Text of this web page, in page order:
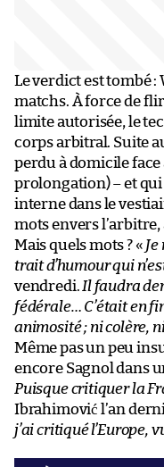
Le verdict est tombé
matchs. À force de
limite autorisée, le
corps arbitral. Suite
perdu à domicile face
prolongation) – et qui
interne dans le
mots envers
Mais quels mots ? «
trait d’humour qui
vendredi. Il faudra
fédérale… C’était en
animosité ; ni colère,
Même pas un peu
encore Sagnol dans
Puisque critiquer la
Ibrahimović l’an
j’ai critiqué l’Europe,